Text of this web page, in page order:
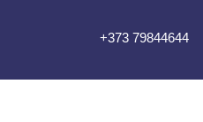
+373 79844644